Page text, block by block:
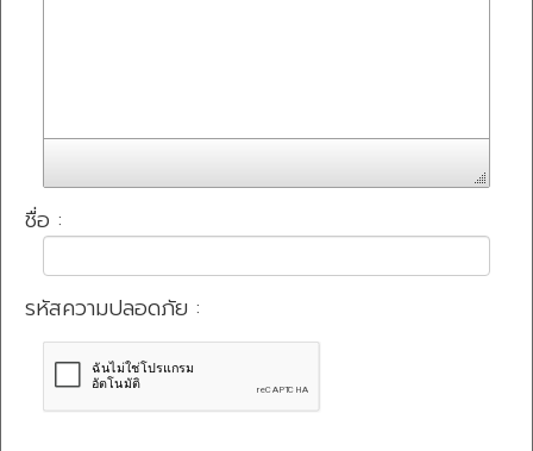
ชื่อ :
รหัสความปลอดภัย :